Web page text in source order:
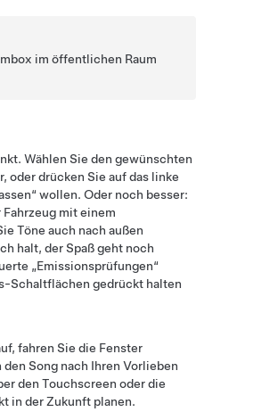
im öffentlichen Raum
Wählen Sie den gewünschten
oder drücken Sie auf das linke
wollen. Oder noch besser:
Fahrzeug mit einem
Töne auch nach außen
halt, der Spaß geht noch
„Emissionsprüfungen“
Schaltflächen gedrückt halten
fahren Sie die Fenster
Song nach Ihren Vorlieben
den Touchscreen oder die
in der Zukunft planen.